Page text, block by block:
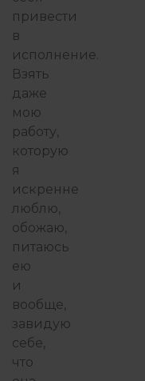
привести
в
исполнение.
Взять
даже
мою
работу,
которую
я
искренне
люблю,
обожаю,
питаюсь
ею
и
вообще,
завидую
себе,
что